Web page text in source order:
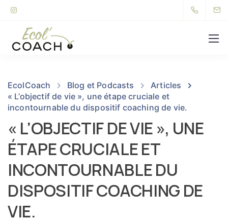
EcolCoach Blog et Podcasts
Articles
« L’objectif de vie », une étape cruciale et
incontournable du dispositif coaching de vie.
« L’OBJECTIF DE VIE », UNE
ÉTAPE CRUCIALE ET
INCONTOURNABLE DU
DISPOSITIF COACHING DE
VIE.